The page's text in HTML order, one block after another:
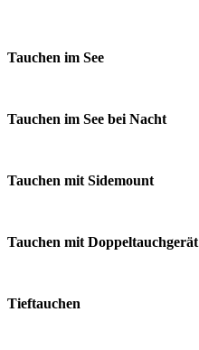
Tauchen im See
Tauchen im See bei Nacht
Tauchen mit Sidemount
Tauchen mit Doppeltauchgerät
Tieftauchen